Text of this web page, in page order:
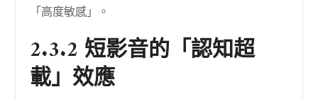
「高度敏感」。
2.3.2 短影音的「認知超
載」效應